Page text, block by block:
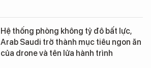
Hệ thống phòng không tỷ đô bất lực,
Arab Saudi trở thành mục tiêu ngon ăn
của drone và tên lửa hành trình